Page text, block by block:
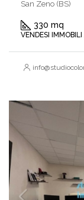
San Zeno (BS)
330 mq
VENDESI